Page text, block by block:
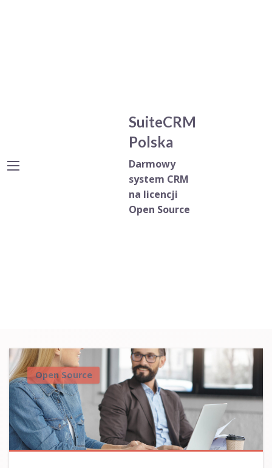
SuiteCRM
Polska
Darmowy
system CRM
na licencji
Open Source
Open Source